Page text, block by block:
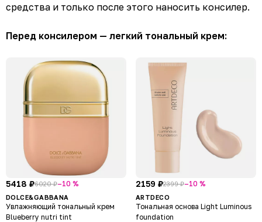
средства и только после этого наносить консилер.
Перед консилером — легкий тональный крем:
5418 ₽6020 ₽–10 %
DOLCE&GABBANA
Увлажняющий тональный крем
Blueberry nutri tint
2159 ₽2399 ₽–10 %
ARTDECO
Тональная основа Light Luminous
foundation